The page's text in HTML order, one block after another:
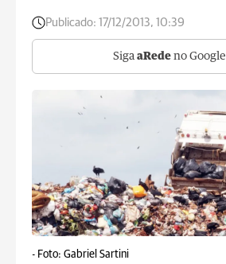
Publicado: 17/12/2013, 10:39
Siga aRede no Google
- Foto: Gabriel Sartini